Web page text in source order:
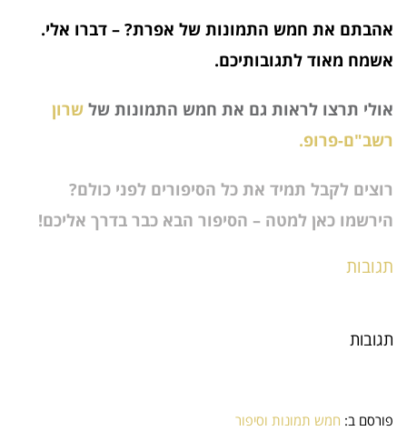
אהבתם את חמש התמונות של אפרת? – דברו אלי.
אשמח מאוד לתגובותיכם.
אולי תרצו לראות גם את חמש התמונות של שרון
רשב"ם-פרופ.
רוצים לקבל תמיד את כל הסיפורים לפני כולם?
הירשמו כאן למטה – הסיפור הבא כבר בדרך אליכם!
תגובות
תגובות
פורסם ב: חמש תמונות וסיפור